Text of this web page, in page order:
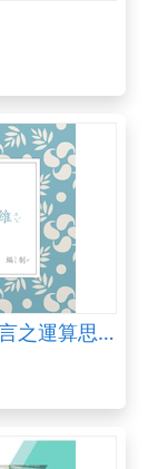
107學年度關山國小一年級程式語言之運算思維(第二週)